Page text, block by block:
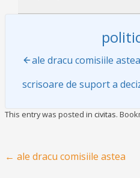
ale dracu comisiile astea
scrisoare de suport a
This entry was posted in civitas.
Post navigation
← ale dracu comisiile astea